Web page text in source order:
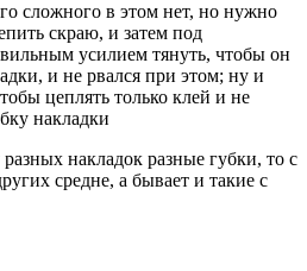
сложного в этом нет, но нужно
скраю, и затем под
усилием тянуть, чтобы он
и не рвался при этом; ну и
цеплять только клей и не
накладки
накладок разные губки, то с
средне, а бывает и такие с